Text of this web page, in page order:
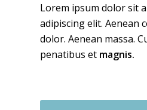
Lorem ipsum dolor sit
adipiscing elit. Aenean
dolor. Aenean massa.
penatibus et magnis.